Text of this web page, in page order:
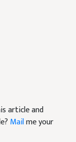
article and
Mailme your